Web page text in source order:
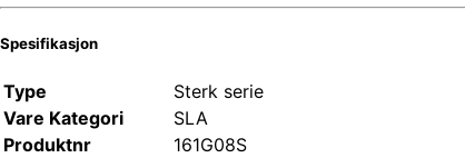
Spesifikasjon
Type
Sterk serie
Vare Kategori
SLA
Produktnr
161G08S